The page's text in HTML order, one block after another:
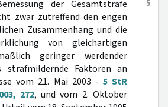
5
der Gesamtstrafe
zwar zutreffend den engen
Zusammenhang und die
von gleichartigen
geringer werdender
strafmildernde Faktoren an
vom 21. Mai 2003 - 5 StR
272, und vom 2. Oktober